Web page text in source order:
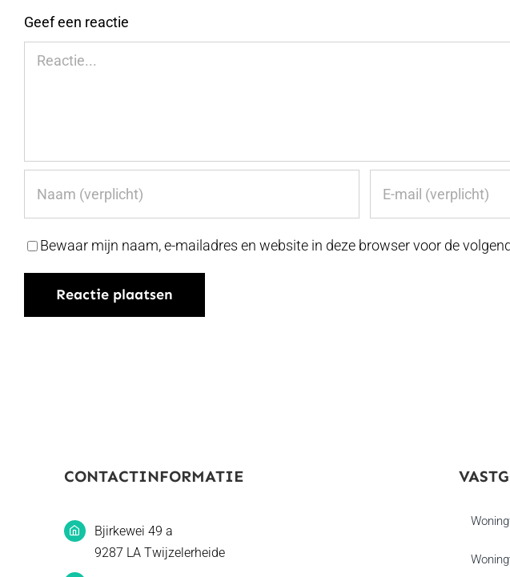
Geef een reactie
Reactie
Bewaar mijn naam, e-mailadres en website in deze browser voor de
CONTACTINFORMATIE
Bjirkewei 49 a
9287 LA Twijzelerheide